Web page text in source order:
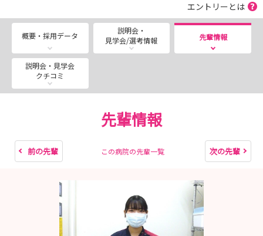
■---- CHECK２ ----■
期間限定で土曜見学会を開催いたします！
8/8(土)11:00-12:00
8/22(土)11:00-12:00
平日では参加が難しい学生の皆様、ぜひご参加ください！
【🏥就業体験コース】平日限定（2部制…1部9：00-12：
【📝見学・説明会コース】随時開催 9:00～16:00まで
※1時間半程度のイベントです！
気になったらまずはエントリーください！その後、担当者
よりご連絡いたします！
エントリーとは
概要・採用データ
説明会・
見学会/選考情報
先輩情報
説明会・見学会
クチコミ
先輩情報
前の先輩 この病院の先輩一覧 次の先輩